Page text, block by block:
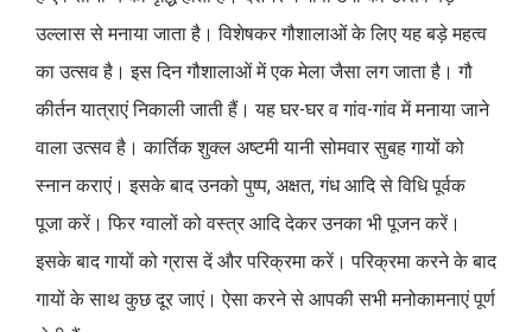
उल्लास से मनाया जाता है। विशेषकर गौशालाओं के लिए यह बड़े महत्व
का उत्सव है। इस दिन गौशालाओं में एक मेला जैसा लग जाता है। गौ
कीर्तन यात्राएं निकाली जाती हैं। यह घर-घर व गांव-गांव में मनाया जाने
वाला उत्सव है। कार्तिक शुक्ल अष्टमी यानी सोमवार सुबह गायों को
स्नान कराएं। इसके बाद उनको पुष्प, अक्षत, गंध आदि से विधि पूर्वक
पूजा करें। फिर ग्वालों को वस्त्र आदि देकर उनका भी पूजन करें।
इसके बाद गायों को ग्रास दें और परिक्रमा करें। परिक्रमा करने के बाद
गायों के साथ कुछ दूर जाएं। ऐसा करने से आपकी सभी मनोकामनाएं पूर्ण